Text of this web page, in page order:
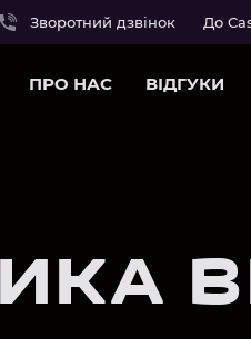
Зворотний дзвінок До
ПРО НАС ВІДГУКИ